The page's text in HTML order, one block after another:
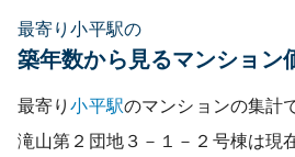
最寄り小平駅の
築年数から見るマンション
最寄り小平駅のマンションの集計
滝山第２団地３－１－２号棟は現